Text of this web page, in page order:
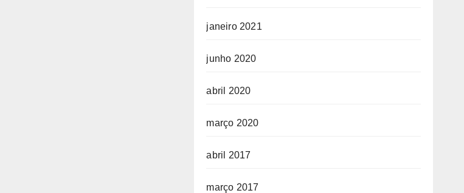
janeiro 2021
junho 2020
abril 2020
março 2020
abril 2017
março 2017